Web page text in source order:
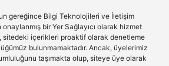
gereğince Bilgi Teknolojileri ve İletişim
bir Yer Sağlayıcı olarak hizmet
sitedeki içerikleri proaktif olarak denetleme
bulunmamaktadır. Ancak, üyelerimiz
taşımakta olup, siteye üye olarak